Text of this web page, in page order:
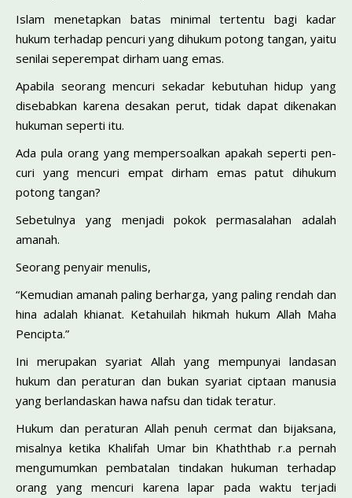
Islam menetapkan batas minimal tertentu bagi kadar
hukum terhadap pencuri yang dihukum potong tangan, yaitu
senilai seperempat dirham uang emas.
Apabila seorang mencuri sekadar kebutuhan hidup yang
disebabkan karena desakan perut, tidak dapat dikenakan
hu­kuman seperti itu.
Ada pula orang yang mempersoalkan apakah seperti pen­
curi yang mencuri empat dirham emas patut dihukum
potong tangan?
Sebetulnya yang menjadi pokok permasalahan adalah
amanah.
Seorang penyair menulis,
“Kemudian amanah paling berharga, yang paling rendah dan
hina adalah khianat. Ketahuilah hikmah hukum Allah Maha
Pencipta.”
Ini merupakan syariat Allah yang mempunyai landasan
hukum dan peraturan dan bukan syariat ciptaan manusia
yang berlandaskan hawa nafsu dan tidak teratur.
Hukum dan peraturan Allah penuh cermat dan bijaksana,
misalnya ketika Khalifah Umar bin Khaththab r.a pernah
mengumumkan pembatalan tindakan hukuman terhadap
orang yang mencuri karena lapar pada waktu terjadi